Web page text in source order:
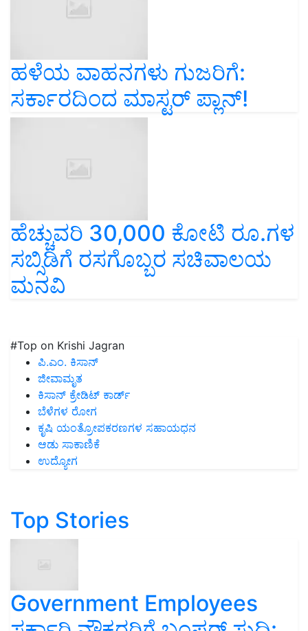
ಹಳೆಯ ವಾಹನಗಳು ಗುಜರಿಗೆ:
ಸರ್ಕಾರದಿಂದ ಮಾಸ್ಟರ್‌ ಪ್ಲಾನ್!
ಹೆಚ್ಚುವರಿ 30,000 ಕೋಟಿ ರೂ.ಗಳ
ಸಬ್ಸಿಡಿಗೆ ರಸಗೊಬ್ಬರ ಸಚಿವಾಲಯ
ಮನವಿ
#Top on Krishi Jagran
ಪಿ.ಎಂ. ಕಿಸಾನ್
ಜೀವಾಮೃತ
ಕಿಸಾನ್ ಕ್ರೇಡಿಟ್ ಕಾರ್ಡ್
ಬೆಳೆಗಳ ರೋಗ
ಕೃಷಿ ಯಂತ್ರೋಪಕರಣಗಳ ಸಹಾಯಧನ
ಆಡು ಸಾಕಾಣಿಕೆ
ಉದ್ಯೋಗ
Top Stories
Government Employees